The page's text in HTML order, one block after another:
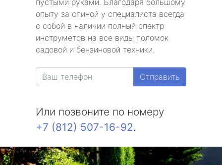
пустыми руками. Благодаря большому
опыту за спиной у специалиста всегда
с собой в наличии полный спектр
инструметов на все виды поломок
садовой и бензиновой техники.
Отправить
Или позвоните по номеру
+7 (812) 507-16-92.